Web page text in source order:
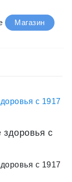
Магазин
с 1917
здоровья с